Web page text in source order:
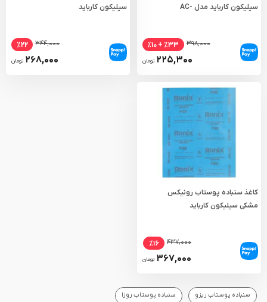
سیلیکون کارباید مدل AC-
۳۹۸,۰۰۰ ٪۳۳ + ٪۱۰
۲۲۵,۳۰۰ تومان
سیلیکون کارباید
۳۴۴,۰۰۰ ٪۲۲
۲۶۸,۰۰۰ تومان
کاغذ سنباده پوستاب رونیکس
مشکی سیلیکون کارباید
۴۳۷,۰۰۰ ٪۱۶
۳۶۷,۰۰۰ تومان
سنباده پوستاب ریزو سنباده پوستاب روزا